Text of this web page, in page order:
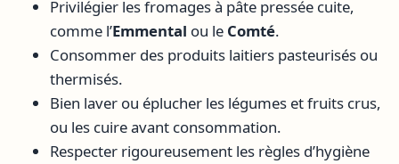
Privilégier les fromages à pâte pressée cuite,
comme l’Emmental ou le Comté.
Consommer des produits laitiers pasteurisés ou
thermisés.
Bien laver ou éplucher les légumes et fruits crus,
ou les cuire avant consommation.
Respecter rigoureusement les règles d’hygiène